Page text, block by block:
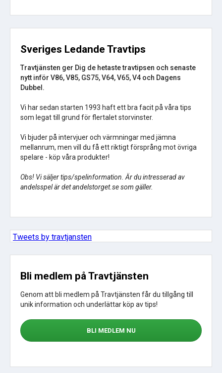
Sveriges Ledande Travtips
Travtjänsten ger Dig de hetaste travtipsen och senaste
nytt inför V86, V85, GS75, V64, V65, V4 och Dagens
Dubbel.
Vi har sedan starten 1993 haft ett bra facit på våra tips
som legat till grund för flertalet storvinster.
Vi bjuder på intervjuer och värmningar med jämna
mellanrum, men vill du få ett riktigt försprång mot övriga
spelare - köp våra produkter!
Obs! Vi säljer tips/spelinformation. Är du intresserad av
andelsspel är det andelstorget.se som gäller.
Tweets by travtjansten
Bli medlem på Travtjänsten
Genom att bli medlem på Travtjänsten får du tillgång till
unik information och underlättar köp av tips!
BLI MEDLEM NU